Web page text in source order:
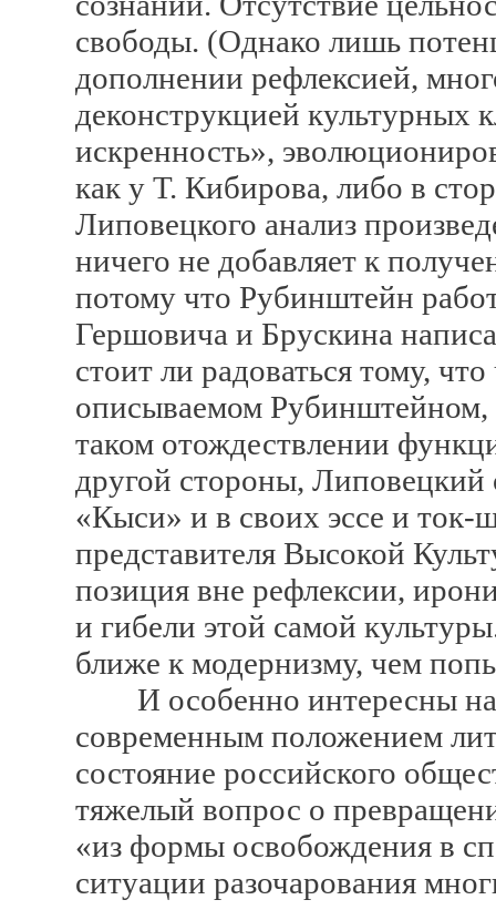
свободы. (Однако лишь
дополнении рефлексией,
деконструкцией
искренность»,
как у Т. Кибирова, либо в
Липовецкого анализ
ничего не добавляет к
потому что Рубинштейн
Гершовича и Брускина
стоит ли радоваться тому,
описываемом
таком отождествлении
другой стороны, Липовецкий
«Кыси» и в своих эссе и ток-
представителя Высокой
позиция вне рефлексии,
и гибели этой самой
ближе к модернизму, чем
И особенно интересны
современным положением
состояние российского
тяжелый вопрос о
«из формы освобождения в
ситуации разочарования